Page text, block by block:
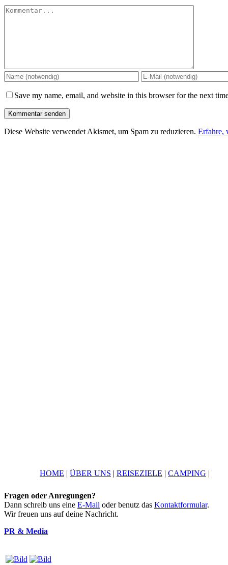
Kommentar
Save my name, email, and website in this browser for the next
Diese Website verwendet Akismet, um Spam zu reduzieren. Erfahre,
HOME | ÜBER UNS | REISEZIELE | CAMPING |
Fragen oder Anregungen?
Dann schreib uns eine E-Mail oder benutz das Kontaktformular.
Wir freuen uns auf deine Nachricht.
PR & Media